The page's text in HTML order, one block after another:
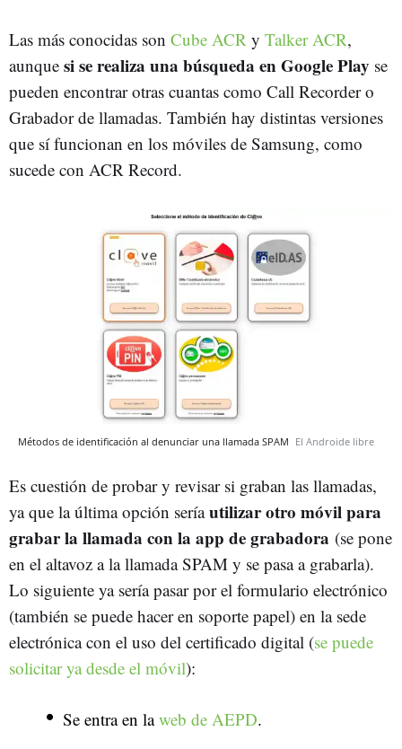
Las más conocidas son Cube ACR y Talker ACR,
aunque si se realiza una búsqueda en Google Play se
pueden encontrar otras cuantas como Call Recorder o
Grabador de llamadas. También hay distintas versiones
que sí funcionan en los móviles de Samsung, como
sucede con ACR Record.
Métodos de identificación al denunciar una llamada SPAM El Androide libre
Es cuestión de probar y revisar si graban las llamadas,
ya que la última opción seríautilizar otro móvil para
grabar la llamada con la app de grabadora (se pone
en el altavoz a la llamada SPAM y se pasa a grabarla).
Lo siguiente ya sería pasar por el formulario electrónico
(también se puede hacer en soporte papel) en la sede
electrónica con el uso del certificado digital (se puede
solicitar ya desde el móvil):
Se entra en laweb de AEPD.